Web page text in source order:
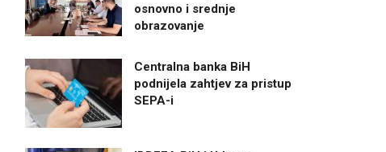
osnovno i srednje
obrazovanje
Centralna banka BiH
podnijela zahtjev za pristup
SEPA-i